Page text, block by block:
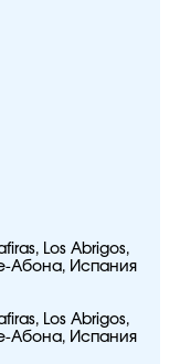
Los Abrigos,
Абона, Испания
Los Abrigos,
Абона, Испания